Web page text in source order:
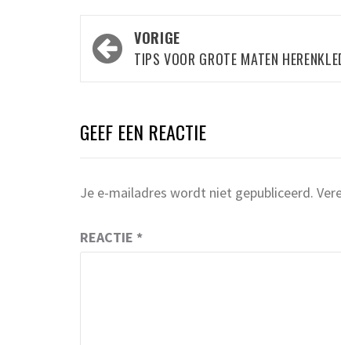
Bericht
navigatie
VORIGE
TIPS VOOR GROTE MATEN
GEEF EEN REACTIE
Je e-mailadres wordt niet gepubliceerd.
REACTIE *